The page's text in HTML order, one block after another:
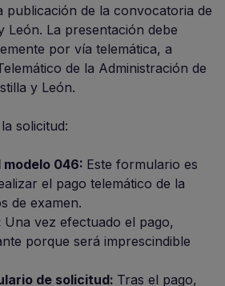
publicación de la convocatoria de
León. La presentación debe
por vía telemática, a
de la Administración de
y León.
solicitud:
modelo 046: Este formulario es
el pago telemático de la
de examen.
Una vez efectuado el pago,
porque será imprescindible
de solicitud: Tras el pago,